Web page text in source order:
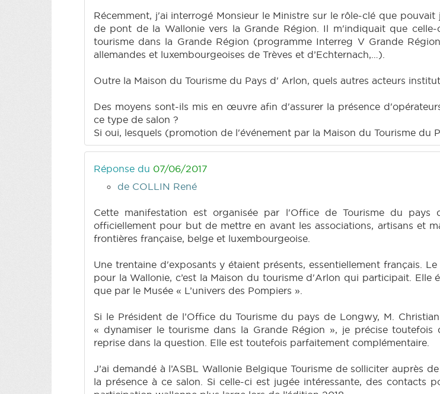
Récemment, j'ai interrogé Monsieur le Ministre sur le rôle-clé que
de pont de la Wallonie vers la Grande Région. Il m'indiquait que
tourisme dans la Grande Région (programme Interreg V Grande
allemandes et luxembourgeoises de Trèves et d’Echternach,…).
Outre la Maison du Tourisme du Pays d' Arlon, quels autres acteurs
Des moyens sont-ils mis en œuvre afin d'assurer la présence
ce type de salon ?
Si oui, lesquels (promotion de l'événement par la Maison du Tourisme du
Réponse du 07/06/2017
de COLLIN René
Cette manifestation est organisée par l'Office de Tourisme du
officiellement pour but de mettre en avant les associations, artisans et
frontières française, belge et luxembourgeoise.
Une trentaine d'exposants y étaient présents, essentiellement français.
pour la Wallonie, c’est la Maison du tourisme d'Arlon qui participait. Elle
que par le Musée « L’univers des Pompiers ».
Si le Président de l’Office du Tourisme du pays de Longwy, M.
« dynamiser le tourisme dans la Grande Région », je précise toutefois
reprise dans la question. Elle est toutefois parfaitement complémentaire.
J’ai demandé à l’ASBL Wallonie Belgique Tourisme de solliciter auprès
la présence à ce salon. Si celle-ci est jugée intéressante, des contacts